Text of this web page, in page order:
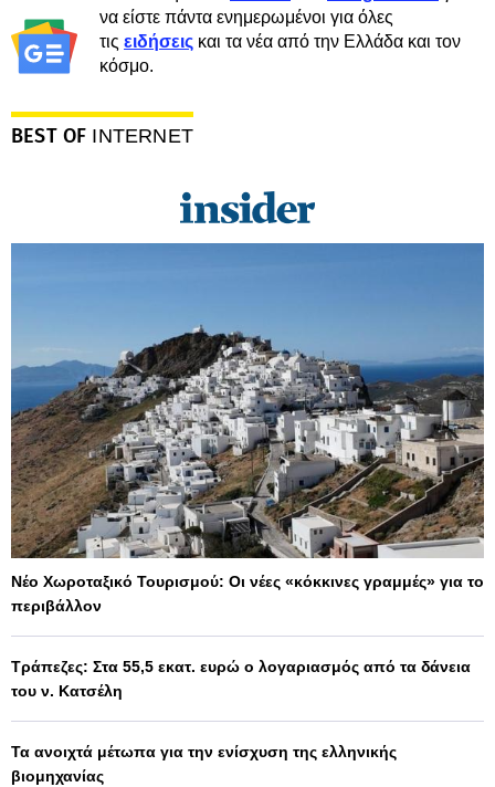
να είστε πάντα ενημερωμένοι για όλες
τις ειδήσεις και τα νέα από την Ελλάδα και τον
κόσμο.
BEST OF INTERNET
Νέο Χωροταξικό Τουρισμού: Οι νέες «κόκκινες γραμμές» για το
περιβάλλον
Τράπεζες: Στα 55,5 εκατ. ευρώ ο λογαριασμός από τα δάνεια
του ν. Κατσέλη
Τα ανοιχτά μέτωπα για την ενίσχυση της ελληνικής
βιομηχανίας